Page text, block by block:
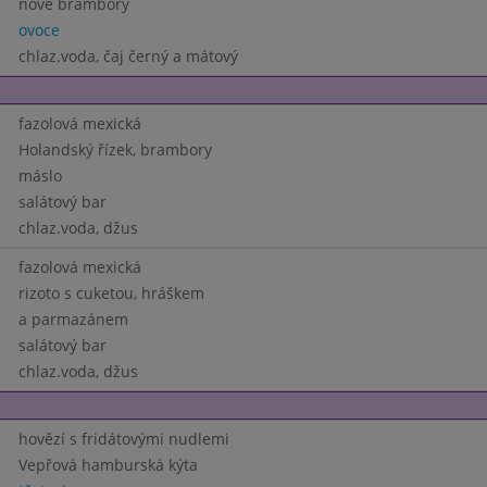
ovoce
chlaz.voda, čaj černý a mátový
fazolová mexická
Holandský řízek, brambory
máslo
salátový bar
chlaz.voda, džus
fazolová mexická
rizoto s cuketou, hráškem
a parmazánem
salátový bar
chlaz.voda, džus
hovězí s fridátovými nudlemi
Vepřová hamburská kýta